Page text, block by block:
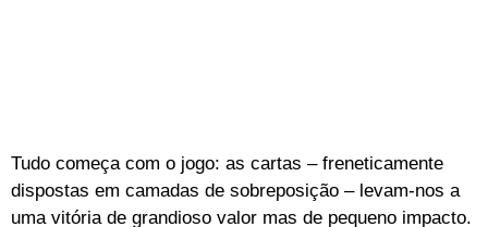
Tudo começa com o jogo: as cartas – freneticamente
dispostas em camadas de sobreposição – levam-nos a
uma vitória de grandioso valor mas de pequeno impacto.